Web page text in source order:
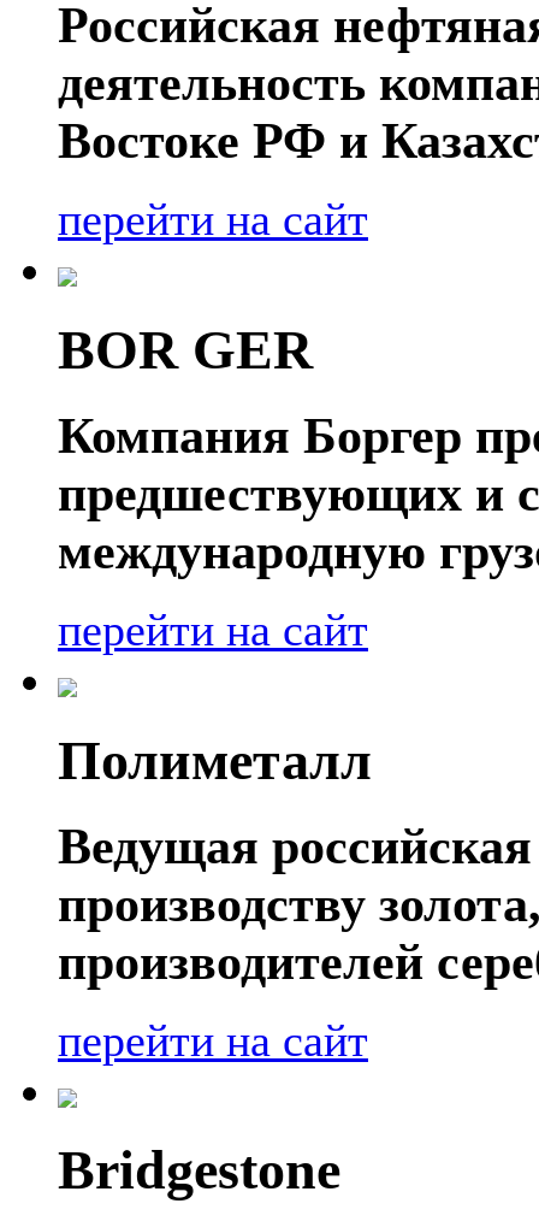
Российская
деятельность
Востоке РФ и
перейти на сайт
BOR GER
Компания Боргер
предшествующих и
международную
перейти на сайт
Полиметалл
Ведущая
производству
производителей
перейти на сайт
Bridgestone